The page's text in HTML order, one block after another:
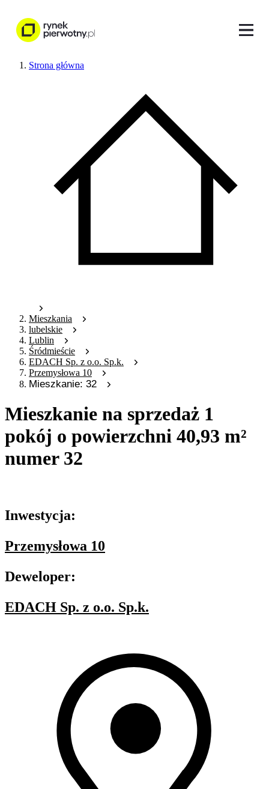
Strona główna
Mieszkania
lubelskie
Lublin
Śródmieście
EDACH Sp. z o.o. Sp.k.
Przemysłowa 10
Mieszkanie: 32
Mieszkanie na sprzedaż 1
pokój o powierzchni 40,93 m²
numer 32
Inwestycja:
Przemysłowa 10
Deweloper:
EDACH Sp. z o.o. Sp.k.